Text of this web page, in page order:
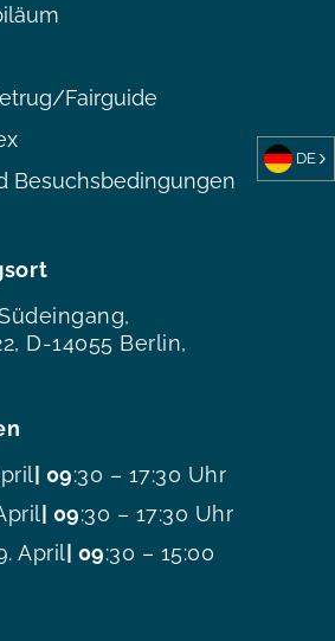
D-14055 Berlin,
| 09:30 – 17:30 Uhr
| 09:30 – 17:30 Uhr
April| 09:30 – 15:00
Fairguide
Besuchsbedingungen
DE